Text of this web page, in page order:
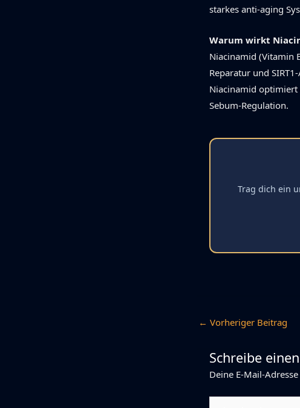
starkes anti-aging
Warum wirkt
Niacinamid (Vitamin
Reparatur und
Niacinamid optimiert
Sebum-Regulation.
Trag dich ein
← Vorheriger Beitrag
Schreibe
Deine E-Mail-